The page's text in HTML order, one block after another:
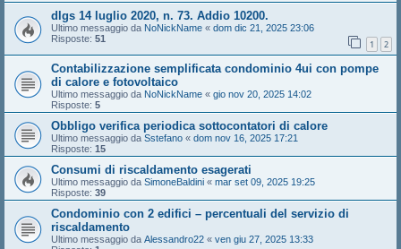
dlgs 14 luglio 2020, n. 73. Addio 10200.
Ultimo messaggio da NoNickName « dom dic 21, 2025 23:06
Risposte: 51 1 2
Contabilizzazione semplificata condominio 4ui con pompe
di calore e fotovoltaico
Ultimo messaggio da NoNickName « gio nov 20, 2025 14:02
Risposte: 5
Obbligo verifica periodica sottocontatori di calore
Ultimo messaggio da Sstefano « dom nov 16, 2025 17:21
Risposte: 15
Consumi di riscaldamento esagerati
Ultimo messaggio da SimoneBaldini « mar set 09, 2025 19:25
Risposte: 39
Condominio con 2 edifici – percentuali del servizio di
riscaldamento
Ultimo messaggio da Alessandro22 « ven giu 27, 2025 13:33